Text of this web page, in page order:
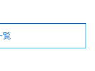
覧